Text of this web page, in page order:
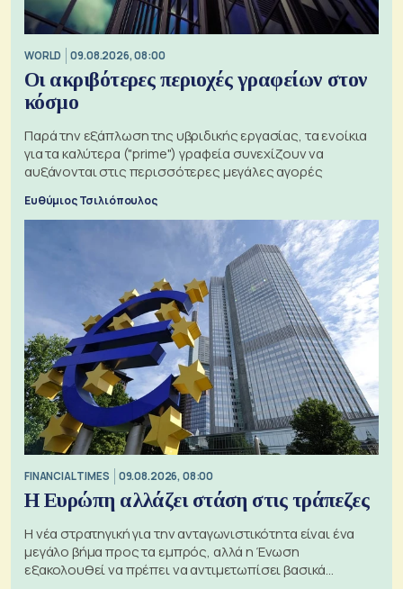
WORLD 09.08.2026, 08:00
Οι ακριβότερες περιοχές γραφείων στον
κόσμο
Παρά την εξάπλωση της υβριδικής εργασίας, τα ενοίκια
για τα καλύτερα ("prime") γραφεία συνεχίζουν να
αυξάνονται στις περισσότερες μεγάλες αγορές
Ευθύμιος Τσιλιόπουλος
FINANCIAL TIMES 09.08.2026, 08:00
Η Ευρώπη αλλάζει στάση στις τράπεζες
Η νέα στρατηγική για την ανταγωνιστικότητα είναι ένα
μεγάλο βήμα προς τα εμπρός, αλλά η Ένωση
εξακολουθεί να πρέπει να αντιμετωπίσει βασικά